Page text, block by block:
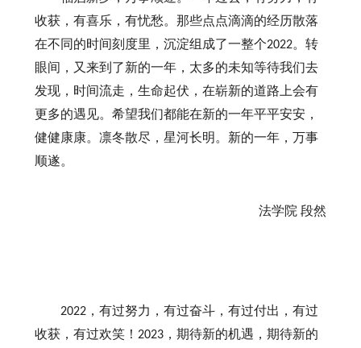
收获，有喜乐，有忧愁。那些点点滴滴的经历散落
在不同的时间刻度里，沉淀组成了一整个2022。转
眼间，又来到了新的一年，太多的未知等待我们去
发现，时间流走，生命起伏，在崭新的道路上会有
更多的遇见。希望我们都能在新的一年平平安安，
健健康康。凛冬散尽，星河长明。新的一年，万事
顺遂。
法学院 段然
2022 ，有过努力，有过奋斗，有过付出，有过
收获，有过欢笑！ 2023 ，期待新的机遇，期待新的